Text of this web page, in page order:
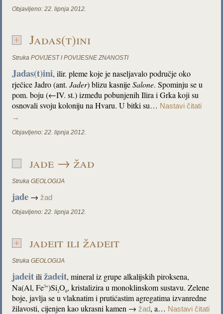
Objavljeno: 22. lipnja 2012.
Jadas(t)ini
Struka POVIJEST I POVIJESNE ZNANOSTI
Jadas(t)ini, ilir. pleme koje je naseljavalo područje oko
rječice Jadro (ant.Jader) blizu kasnijeSalone. Spominju se u
pom. boju (←IV. st.) između pobunjenih Ilira i Grka koji su
osnovali svoju koloniju na Hvaru. U bitki su… Nastavi čitati
→
Objavljeno: 22. lipnja 2012.
jade → žad
Struka GEOLOGIJA
jade → žad
Objavljeno: 22. lipnja 2012.
jadeit ili žadeit
Struka GEOLOGIJA
jadeitiližadeit, mineral iz grupe alkalijskih piroksena,
Na(Al, Fe3+)Si2O6, kristalizira u monoklinskom sustavu. Zelene
boje, javlja se u vlaknatim i prutićastim agregatima izvanredne
žilavosti, cijenjen kao ukrasni kamen → žad, a… Nastavi čitati